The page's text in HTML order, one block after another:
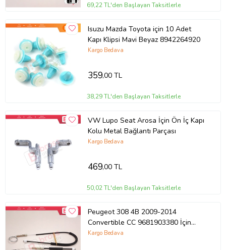
69,22 TL'den Başlayan Taksitlerle
Isuzu Mazda Toyota için 10 Adet
Kapı Klipsi Mavi Beyaz 8942264920
Kargo Bedava
359,00 TL
38,29 TL'den Başlayan Taksitlerle
VW Lupo Seat Arosa İçin Ön İç Kapı
Kolu Metal Bağlantı Parçası
Kargo Bedava
469,00 TL
50,02 TL'den Başlayan Taksitlerle
Peugeot 308 4B 2009-2014
Convertible CC 9681903380 İçin
Elektrikli Arka Sol Cam Kriko Tamir
Kargo Bedava